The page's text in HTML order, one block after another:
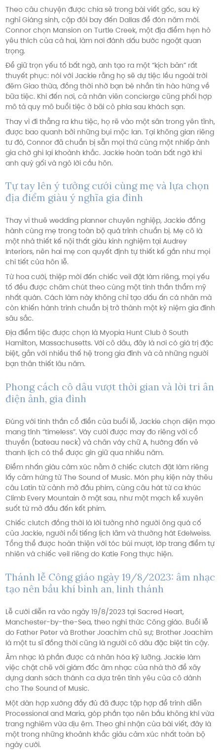
Theo câu chuyện được chia sẻ trong bài viết gốc, sau kỳ
nghỉ Giáng sinh, cặp đôi bay đến Dallas để đón năm mới.
Connor chọn Mansion on Turtle Creek, một địa điểm hẹn hò
yêu thích của cả hai, làm nơi đánh dấu bước ngoặt quan
trọng.
Để giữ trọn yếu tố bất ngờ, anh tạo ra một “kịch bản” rất
thuyết phục: nói với Jackie rằng họ sẽ dự tiệc lều ngoài trời
đêm Giao thừa, đồng thời nhờ bạn bè nhắn tin hào hứng về
bữa tiệc. Khi đến nơi, cả nhân viên concierge cũng phối hợp
mô tả quy mô buổi tiệc ở bãi cỏ phía sau khách sạn.
Thay vì đi thẳng ra khu tiệc, họ rẽ vào một sân trong yên tĩnh,
được bao quanh bởi những bụi mộc lan. Tại không gian riêng
tư đó, Connor đã chuẩn bị sẵn mọi thứ cùng một nhiếp ảnh
gia chờ ghi lại khoảnh khắc. Jackie hoàn toàn bất ngờ khi
anh quỳ gối và ngỏ lời cầu hôn.
Tự tay lên ý tưởng cưới cùng mẹ và lựa chọn
địa điểm giàu ý nghĩa gia đình
Thay vì thuê wedding planner chuyên nghiệp, Jackie đồng
hành cùng mẹ trong toàn bộ quá trình chuẩn bị. Mẹ cô là
một nhà thiết kế nội thất giàu kinh nghiệm tại Audrey
Interiors, nên hai mẹ con quyết định tự thiết kế gần như mọi
chi tiết của hôn lễ.
Từ hoa cưới, thiệp mời đến chiếc veil đặt làm riêng, mọi yếu
tố đều được chăm chút theo cùng một tinh thần thẩm mỹ
nhất quán. Cách làm này không chỉ tạo dấu ấn cá nhân mà
còn khiến hành trình chuẩn bị trở thành một kỷ niệm gia đình
sâu sắc.
Địa điểm tiệc được chọn là Myopia Hunt Club ở South
Hamilton, Massachusetts. Với cô dâu, đây là nơi có giá trị đặc
biệt, gắn với nhiều thế hệ trong gia đình và cả những người
bạn thân thiết lâu năm.
Phong cách cô dâu vượt thời gian và lời tri ân
điện ảnh, gia đình
Đúng với tinh thần cổ điển của buổi lễ, Jackie chọn diện mạo
mang tính “timeless”. Váy cưới được may đo riêng với cổ
thuyền (bateau neck) và chân váy chữ A, hướng đến vẻ
thanh lịch có thể được gìn giữ qua nhiều năm.
Điểm nhấn giàu cảm xúc nằm ở chiếc clutch đặt làm riêng
lấy cảm hứng từ The Sound of Music. Món phụ kiện này thêu
câu Latin từ cảnh mở đầu phim, cùng câu hát từ ca khúc
Climb Every Mountain ở mặt sau, như một mạch kể xuyên
suốt từ mở đầu đến kết phim.
Chiếc clutch đồng thời là lời tưởng nhớ người ông quá cố
của Jackie, người nổi tiếng lịch lãm và thường hát Edelweiss.
Tổng thể được hoàn thiện với tóc búi mượt, lớp trang điểm tự
nhiên và chiếc veil riêng do Katie Fong thực hiện.
Thánh lễ Công giáo ngày 19/8/2023: âm nhạc
tạo nên bầu khí bình an, linh thánh
Lễ cưới diễn ra vào ngày 19/8/2023 tại Sacred Heart,
Manchester-by-the-Sea, theo nghi thức Công giáo. Buổi lễ
do Father Peter và Brother Joachim chủ sự; Brother Joachim
là một tu sĩ đồng thời cũng là người cô dâu đặc biệt tin cậy.
Âm nhạc là phần được cá nhân hóa kỹ lưỡng. Jackie làm
việc chặt chẽ với giám đốc âm nhạc của nhà thờ để xây
dựng danh sách thánh ca dựa trên tình yêu của cô dành
cho The Sound of Music.
Một dàn hợp xướng đầy đủ đã được tập hợp để trình diễn
Processional and Maria, góp phần tạo nên bầu không khí vừa
trang nghiêm vừa dịu êm. Theo ghi nhận của bài viết, đây là
một trong những khoảnh khắc giàu cảm xúc nhất toàn bộ
ngày cưới.